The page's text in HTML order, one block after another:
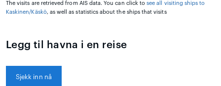
The visits are retrieved from AIS data. You can click tosee all visiting ships to
Kaskinen/Käskö, as well as statistics about the ships that visits
Legg til havna i en reise
Sjekk inn nå